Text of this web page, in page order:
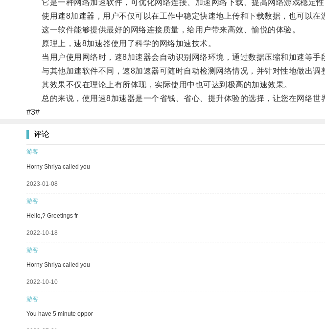
它是一种网络加速软件，可优化网络连接、加速网络下载、提高网络游戏稳定性
使用速8加速器，用户不仅可以在工作中稳定快速地上传和下载数据，也可以在
这一软件能够提供最好的网络连接质量，给用户带来高效、愉悦的体验。
原理上，速8加速器使用了科学的网络加速技术。
当用户使用网络时，速8加速器会自动识别网络环境，通过数据压缩和加速等手
与其他加速软件不同，速8加速器可随时自动检测网络情况，并针对性地做出调
其效果不仅在理论上有所体现，实际使用中也可达到极高的加速效果。
总的来说，使用速8加速器是一个省钱、省心、提升体验的选择，让您在网络世
#3#
评论
游客
Horny Shriya called you
2023-01-08
游客
Hello,? Greetings fr
2022-10-18
游客
Horny Shriya called you
2022-10-10
游客
You have 5 minute oppor